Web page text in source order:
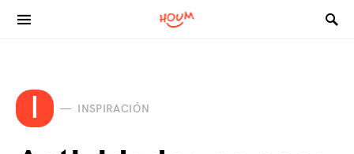
Search for:
I INSPIRACIÓN